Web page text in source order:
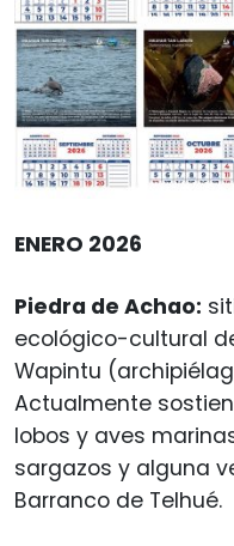
ENERO 2026
Piedra de Achao:
ecológico-cultural
Wapintu
Actualmente
lobos y aves
sargazos y alguna
Barranco de Telhué.